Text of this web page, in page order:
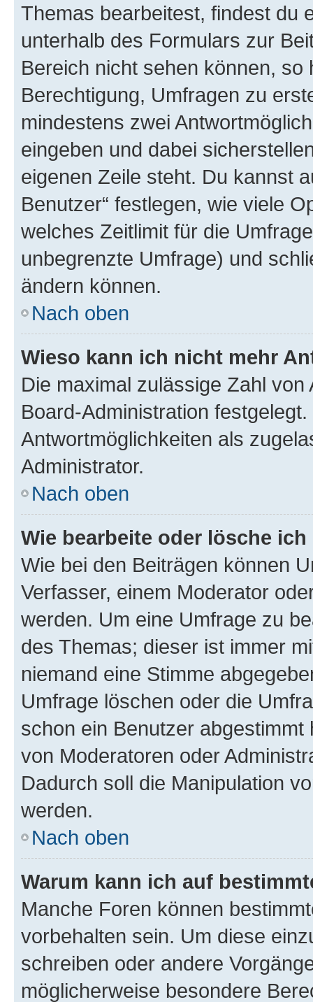
Themas bearbeitest, findest du
unterhalb des Formulars zur
Bereich nicht sehen können,
Berechtigung, Umfragen zu
mindestens zwei
eingeben und dabei
eigenen Zeile steht. Du kannst
Benutzer“ festlegen, wie viele
welches Zeitlimit für die
unbegrenzte Umfrage) und
ändern können.
Nach oben
Wieso kann ich nicht mehr
Die maximal zulässige Zahl
Board-Administration
Antwortmöglichkeiten als
Administrator.
Nach oben
Wie bearbeite oder lösche
Wie bei den Beiträgen können
Verfasser, einem Moderator
werden. Um eine Umfrage zu
des Themas; dieser ist immer
niemand eine Stimme
Umfrage löschen oder die
schon ein Benutzer
von Moderatoren oder
Dadurch soll die Manipulation
werden.
Nach oben
Warum kann ich auf
Manche Foren können
vorbehalten sein. Um diese
schreiben oder andere
möglicherweise besondere